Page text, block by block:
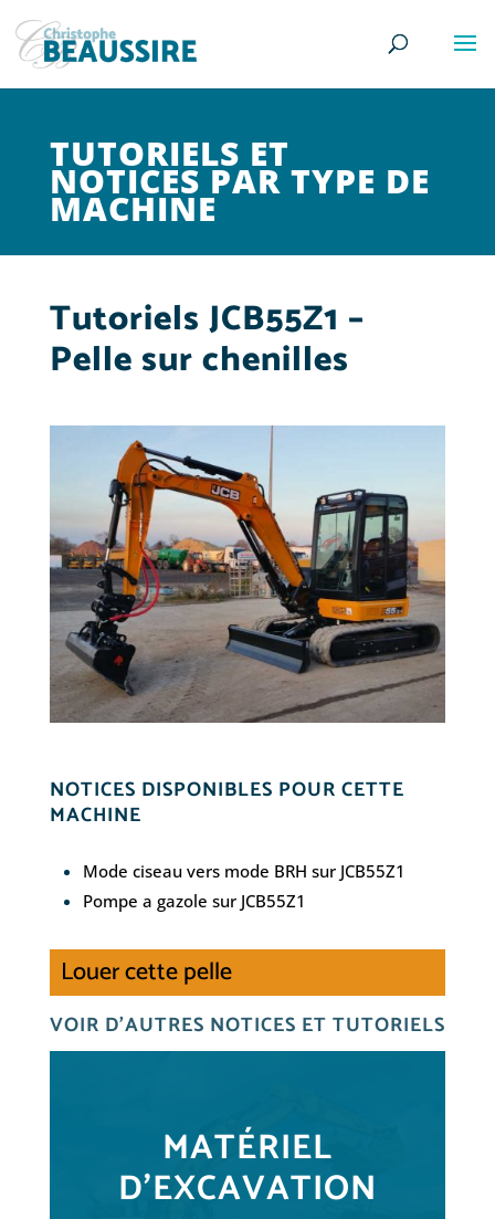
TUTORIELS ET
NOTICES PAR TYPE DE
MACHINE
Tutoriels JCB55Z1 –
Pelle sur chenilles
NOTICES DISPONIBLES POUR CETTE
MACHINE
Mode ciseau vers mode BRH sur JCB55Z1
Pompe a gazole sur JCB55Z1
Louer cette pelle
VOIR D’AUTRES NOTICES ET TUTORIELS
MATÉRIEL
D'EXCAVATION